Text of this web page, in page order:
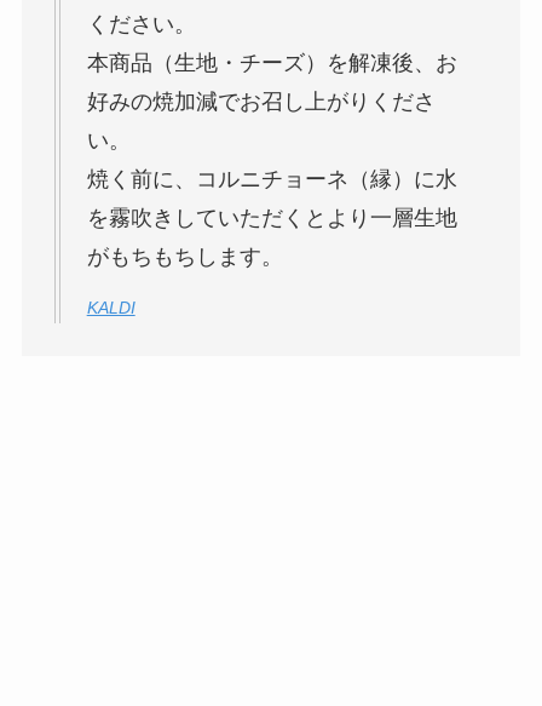
ください。
本商品（生地・チーズ）を解凍後、お
好みの焼加減でお召し上がりくださ
い。
焼く前に、コルニチョーネ（縁）に水
を霧吹きしていただくとより一層生地
がもちもちします。
KALDI